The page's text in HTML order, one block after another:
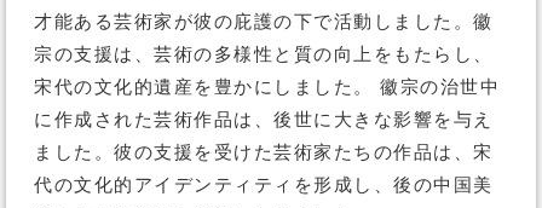
才能ある芸術家が彼の庇護の下で活動しました。徽
宗の支援は、芸術の多様性と質の向上をもたらし、
宋代の文化的遺産を豊かにしました。 徽宗の治世中
に作成された芸術作品は、後世に大きな影響を与え
ました。彼の支援を受けた芸術家たちの作品は、宋
代の文化的アイデンティティを形成し、後の中国美